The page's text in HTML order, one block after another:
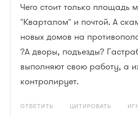
Чего стоит только площадь
"Кварталом" и почтой. А
новых домов на
?А дворы, подъезды?
выполняют свою работу, а
контролирует.
ОТВЕТИТЬ ЦИТИРОВАТЬ